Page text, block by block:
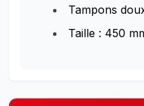
Tampons
Taille : 450